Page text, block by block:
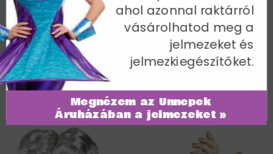
Cikkszám: 23036
További termékek a kategóriában
Megnézem az Ünnepek
Áruházában a jelmezeket »
ahol azonnal raktárról
vásárolhatod meg a
jelmezeket és
jelmezkiegészítőket.